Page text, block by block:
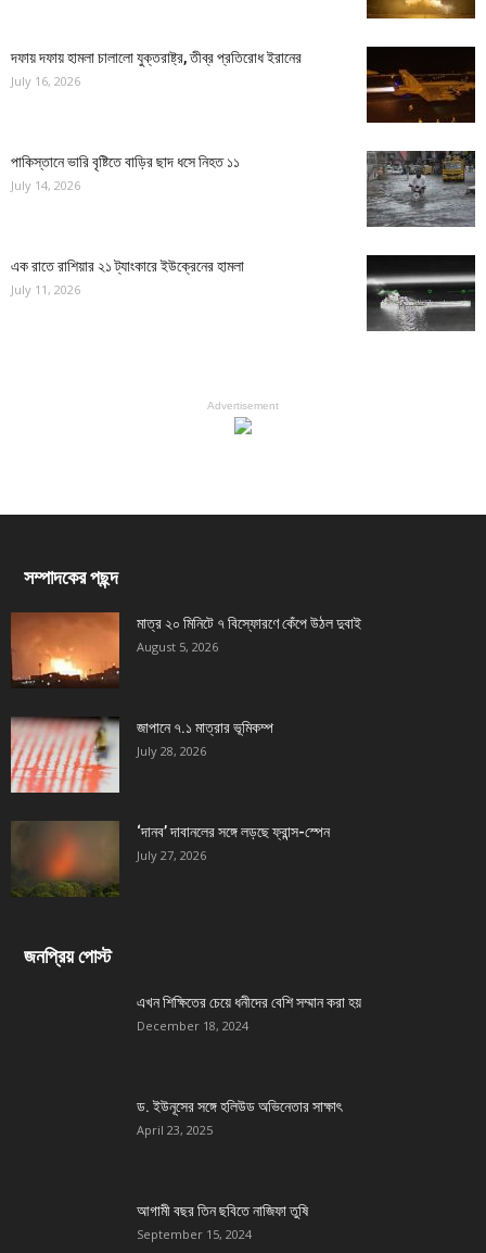
দফায় দফায় হামলা চালালো যুক্তরাষ্ট্র, তীব্র প্রতিরোধ ইরানের
July 16, 2026
পাকিস্তানে ভারি বৃষ্টিতে বাড়ির ছাদ ধসে নিহত ১১
July 14, 2026
এক রাতে রাশিয়ার ২১ ট্যাংকারে ইউক্রেনের হামলা
July 11, 2026
Advertisement
সম্পাদকের পছন্দ
মাত্র ২০ মিনিটে ৭ বিস্ফোরণে কেঁপে উঠল দুবাই
August 5, 2026
জাপানে ৭.১ মাত্রার ভূমিকম্প
July 28, 2026
‘দানব’ দাবানলের সঙ্গে লড়ছে ফ্রান্স-স্পেন
July 27, 2026
জনপ্রিয় পোস্ট
এখন শিক্ষিতের চেয়ে ধনীদের বেশি সম্মান করা হয়
December 18, 2024
ড. ইউনূসের সঙ্গে হলিউড অভিনেতার সাক্ষাৎ
April 23, 2025
আগামী বছর তিন ছবিতে নাজিফা তুষি
September 15, 2024